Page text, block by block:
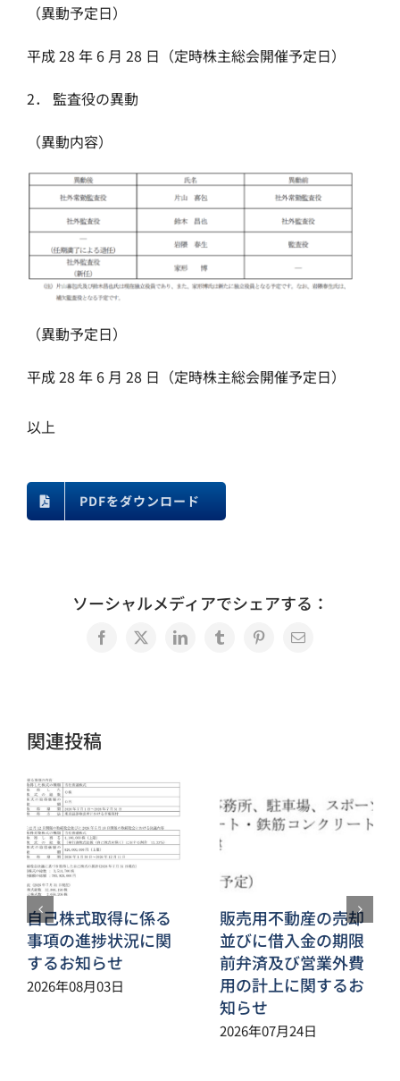
（異動予定日）
平成 28 年 6 月 28 日（定時株主総会開催予定日）
2． 監査役の異動
（異動内容）
（異動予定日）
平成 28 年 6 月 28 日（定時株主総会開催予定日）
以上
PDFをダウンロード
ソーシャルメディアでシェアする：
Facebook
X LinkedInTumblrPinterest
電
関連投稿
自己株式取得に係る
事項の進捗状況に関
するお知らせ
2026年08月03日
販売用不動産の売却
並びに借入金の期限
前弁済及び営業外費
用の計上に関するお
知らせ
2026年07月24日